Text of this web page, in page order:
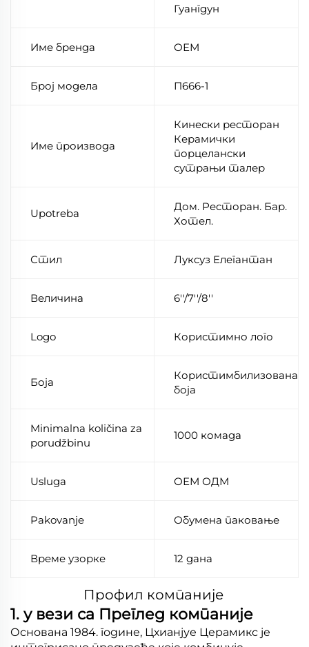
Гуангдун
Име бренда ОЕМ
Број модела П666-1
Име производа
Кинески ресторан
Керамички
порцелански
сутрањи талер
Upotreba
Дом. Ресторан. Бар.
Хотел.
Стил Луксуз Елегантан
Величина 6''/7''/8''
Logo Користимно лого
Боја
Користимбилизована
боја
Minimalna količina za
porudžbinu
1000 комада
Usluga ОЕМ ОДМ
Pakovanje Обумена паковање
Време узорке 12 дана
Профил компаније
1. у вези са Преглед компаније
Основана 1984. године, Цхианјуе Церамикс је